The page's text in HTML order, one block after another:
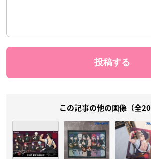
この記事の他の画像（全20